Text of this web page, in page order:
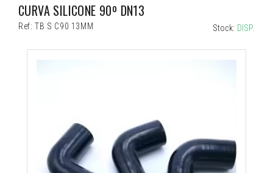
CURVA SILICONE 90º DN13
Ref: TB S C90 13MM Stock: DISP.